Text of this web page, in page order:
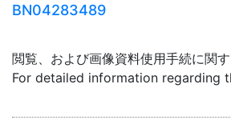
BN04283489
閲覧、および画像資料使用手続に関す
For detailed information regarding